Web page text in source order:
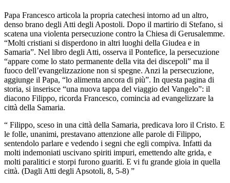
Papa Francesco articola la propria catechesi intorno ad un altro,
denso brano degli Atti degli Apostoli. Dopo il martirio di Stefano, si
scatena una violenta persecuzione contro la Chiesa di Gerusalemme.
“Molti cristiani si disperdono in altri luoghi della Giudea e in
Samaria”. Nel libro degli Atti, osserva il Pontefice, la persecuzione
“appare come lo stato permanente della vita dei discepoli” ma il
fuoco dell’evangelizzazione non si spegne. Anzi la persecuzione,
aggiunge il Papa, “lo alimenta ancora di più”. In questa pagina di
storia, si inserisce “una nuova tappa del viaggio del Vangelo”: il
diacono Filippo, ricorda Francesco, comincia ad evangelizzare la
città della Samaria.
“ Filippo, sceso in una città della Samaria, predicava loro il Cristo. E
le folle, unanimi, prestavano attenzione alle parole di Filippo,
sentendolo parlare e vedendo i segni che egli compiva. Infatti da
molti indemoniati uscivano spiriti impuri, emettendo alte grida, e
molti paralitici e storpi furono guariti. E vi fu grande gioia in quella
città. (Dagli Atti degli Apsotoli, 8, 5-8) ”